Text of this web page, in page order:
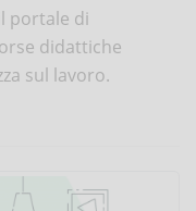
portale di
didattiche
sul lavoro.